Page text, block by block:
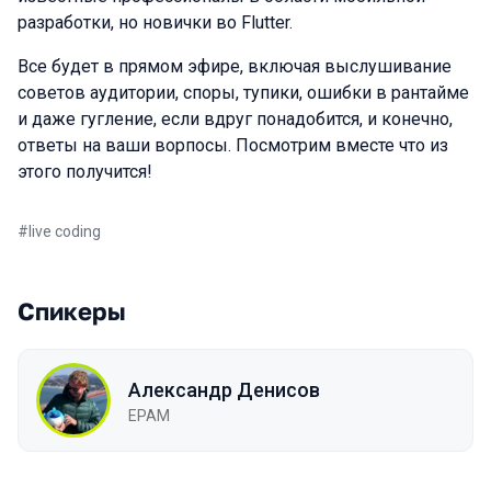
разработки, но новички во Flutter.
Все будет в прямом эфире, включая выслушивание
советов аудитории, споры, тупики, ошибки в рантайме
и даже гугление, если вдруг понадобится, и конечно,
ответы на ваши ворпосы. Посмотрим вместе что из
этого получится!
# live coding
Спикеры
Александр Денисов
EPAM